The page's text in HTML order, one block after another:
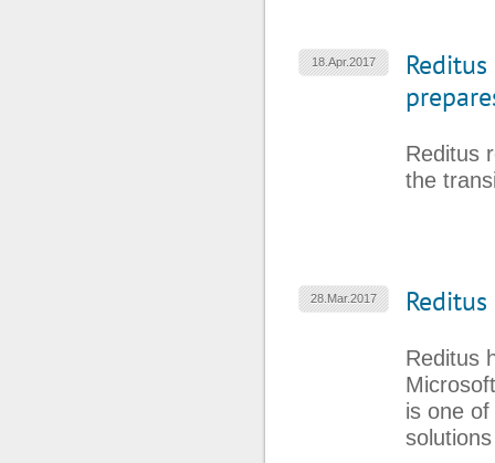
18.Apr.2017
Reditus
the
28.Mar.2017
Reditus
is one